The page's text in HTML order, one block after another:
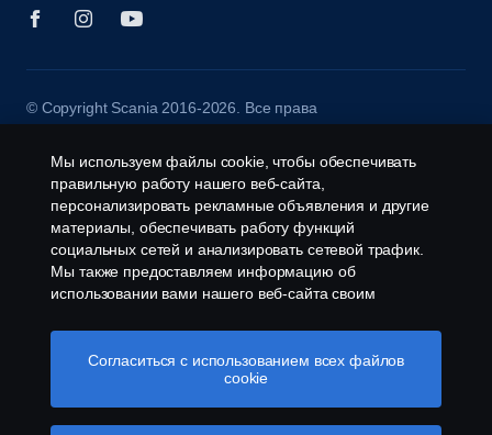
© Copyright Scania 2016-2026. Все права
Алматинская обл., Илийский р-н, пос. Байсерке,
ул. Султана Бейбарыса, 3, тел.: +7 727 312 15
20, Scania Assistance: +7 775 755 11 55
Мы используем файлы cookie, чтобы обеспечивать
правильную работу нашего веб-сайта,
персонализировать рекламные объявления и другие
материалы, обеспечивать работу функций
социальных сетей и анализировать сетевой трафик.
Мы также предоставляем информацию об
использовании вами нашего веб-сайта своим
аналитическим системам.
Согласиться с использованием всех файлов
cookie